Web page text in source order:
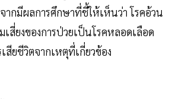
ากมีผลการศึกษาที่ชี้ให้เห็นว่า โรคอ้วน
เสี่ยงของการป่วยเป็นโรคหลอดเลือด
สียชีวิตจากเหตุที่เกี่ยวข้อง